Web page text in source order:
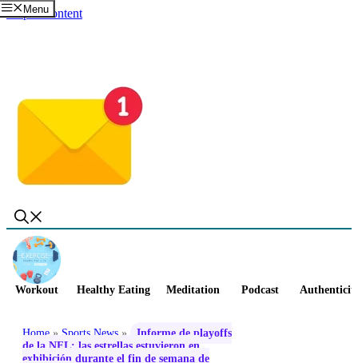
Skip to content
Menu
Workout Healthy Eating Meditation Podcast
Home » Sports News »
Informe de playoffs
de la NFL: las estrellas estuvieron en
exhibición durante el fin de semana de